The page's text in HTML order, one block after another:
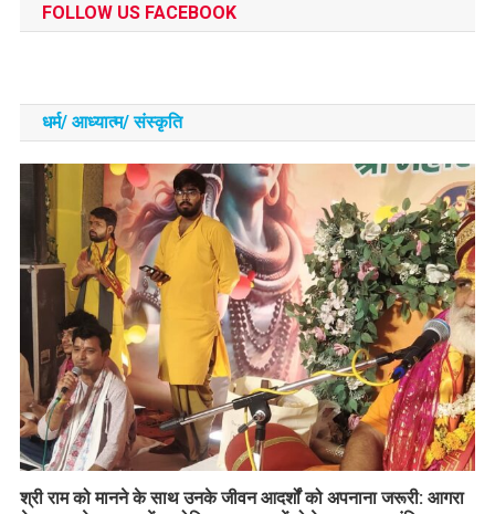
FOLLOW US FACEBOOK
धर्म/ आध्‍यात्‍म/ संस्‍कृति
​श्री राम को मानने के साथ उनके जीवन आदर्शों को अपनाना जरूरी: आगरा